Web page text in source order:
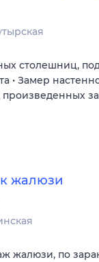
столешниц,
• Замер
произведенных
жалюзи
жалюзи, по